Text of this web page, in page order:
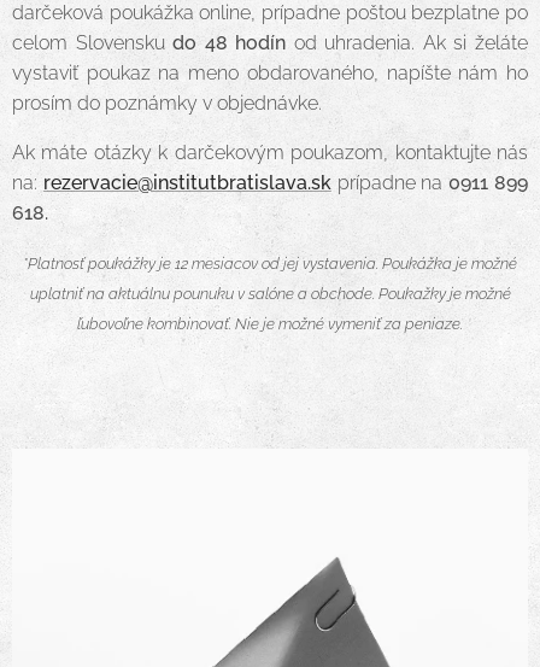
darčeková poukážka online, prípadne poštou bezplatne po
celom Slovenskudo 48 hodín od uhradenia. Ak si želáte
vystaviť poukaz na meno obdarovaného, napíšte nám ho
prosím do poznámky v objednávke.
Ak máte otázky k darčekovým poukazom, kontaktujte nás
na: rezervacie@institutbratislava.sk prípadne na0911 899
618.
*Platnosť poukážky je 12 mesiacov od jej vystavenia. Poukážka je možné
uplatniť na aktuálnu pounuku v salóne a obchode. Poukažky je možné
ľubovoľne kombinovať. Nie je možné vymeniť za peniaze.